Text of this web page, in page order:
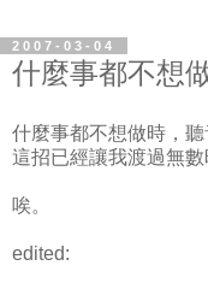
2007-03-04
什麼事都不想
什麼事都不想做時，聽
這招已經讓我渡過無
唉。
edited: